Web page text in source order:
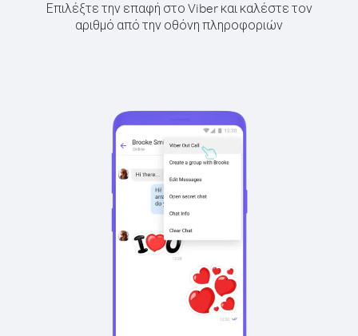
Επιλέξτε την επαφή στο Viber και καλέστε τον
αριθμό από την οθόνη πληροφοριών